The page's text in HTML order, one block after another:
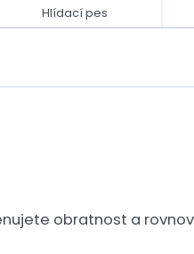
Hlídací pes
obratnost a